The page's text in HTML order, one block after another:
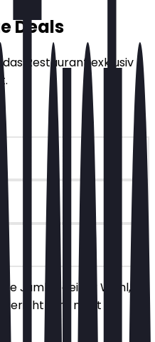
Deals
das Restaurant exklusiv
Jumbo deiner Wahl,
Gericht wird nicht